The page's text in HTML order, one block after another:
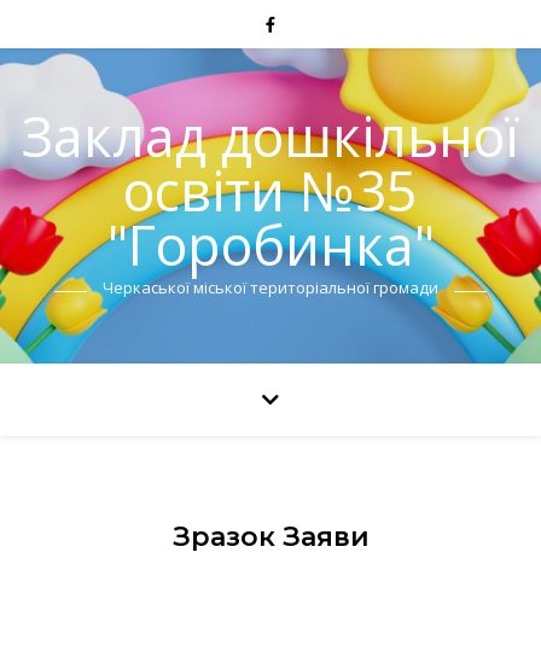
Заклад дошкільної
освіти №35
"Горобинка"
Черкаської міської територіальної громади
Зразок Заяви